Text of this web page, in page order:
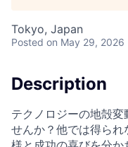
Tokyo, Japan
Posted on May 29, 2026
Description
テクノロジーの地殻
せんか？他では得ら